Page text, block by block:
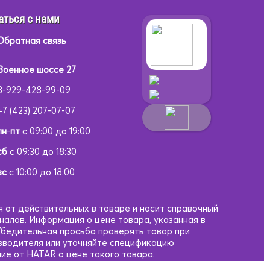
с нами
связь
шоссе 27
929-428-99-09
(423) 207-07-07
-птс 09:00 до 19:00
с 09:30 до 18:30
с 10:00 до 18:00
действительных в товаре и носит справочный
Информация о цене товара, указанная в
просьба проверять товар при
или уточняйте спецификацию
от HATAR о цене такого товара.